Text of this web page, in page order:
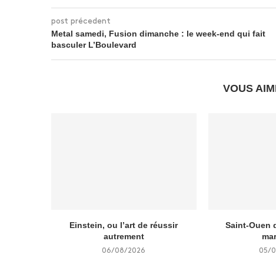
post précedent
Metal samedi, Fusion dimanche : le week-end qui fait
basculer L’Boulevard
VOUS
Einstein, ou l’art de réussir
autrement
06/08/2026
Saint-Ouen
05/